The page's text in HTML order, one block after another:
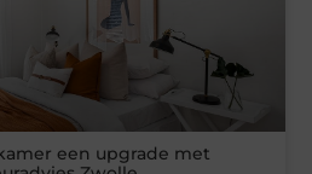
een upgrade met